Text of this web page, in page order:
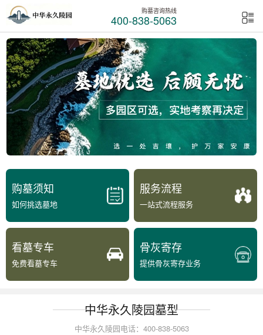
购墓咨询热线
400-838-5063
购墓须知
如何挑选墓地
服务流程
一站式流程服务
看墓专车
免费看墓专车
骨灰寄存
提供骨灰寄存业务
中华永久陵园墓型
中华永久陵园电话：400-838-5063